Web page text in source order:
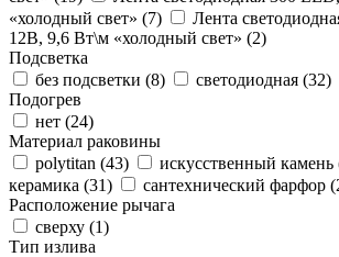
«холодный свет» (7)
Лента
12В, 9,6 Вт\м «холодный свет» (2)
Подсветка
без подсветки (8) светодиодная (32)
Подогрев
нет (24)
Материал раковины
polytitan (43) искусственный камень
керамика (31) сантехнический фарфор (
Расположение рычага
сверху (1)
Тип излива